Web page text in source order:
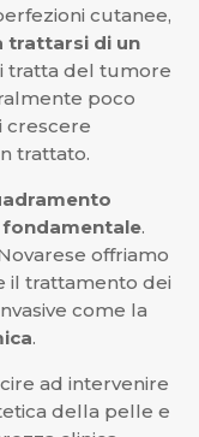
cutanee,
trattarsi di un
tratta del tumore
poco
crescere
trattato.
.
offriamo
il trattamento dei
come la
.
ad intervenire
della pelle e